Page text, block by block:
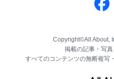
Copyright©All About,
掲載の記事・写真
すべてのコンテンツの無断複写